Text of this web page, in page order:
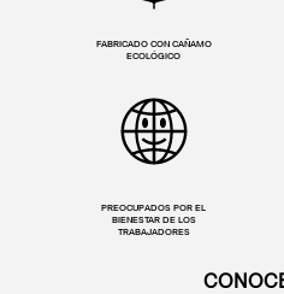
FABRICADO CON CAÑAMO
ECOLÓGICO
PREOCUPADOS POR EL
BIENESTAR DE LOS
TRABAJADORES